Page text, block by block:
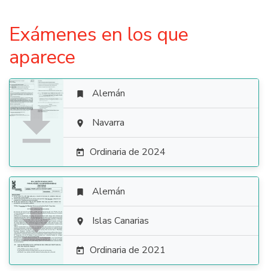
Exámenes en los que
aparece

 Alemán
 Navarra
 Ordinaria de 2024

 Alemán
 Islas Canarias
 Ordinaria de 2021